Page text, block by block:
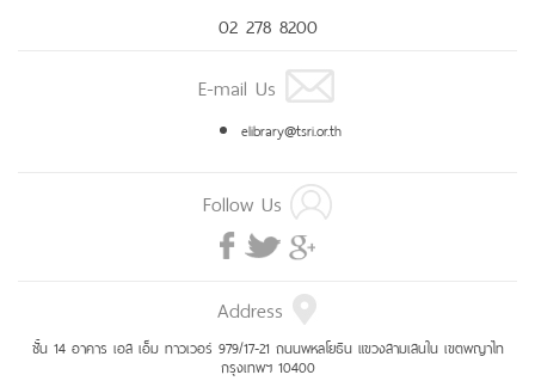
02 278 8200
E-mail Us
elibrary@tsri.or.th
Follow Us
Address
ชั้น 14 อาคาร เอส เอ็ม ทาวเวอร์ 979/17-21 ถนนพหลโยธิน แขวงสามเสนใน เขตพญาไท
กรุงเทพฯ 10400